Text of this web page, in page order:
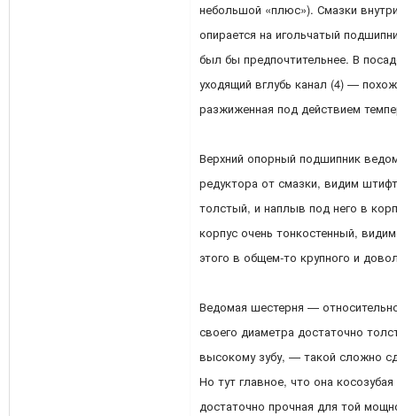
небольшой «плюс»). Смазки
опирается на игольчатый
был бы предпочтительнее. В
уходящий вглубь канал (4) —
разжиженная под действием
Верхний опорный подшипник
редуктора от смазки, видим
толстый, и наплыв под него в
корпус очень тонкостенный,
этого в общем-то крупного и
Ведомая шестерня —
своего диаметра достаточно
высокому зубу, — такой сложно
Но тут главное, что она
достаточно прочная для той